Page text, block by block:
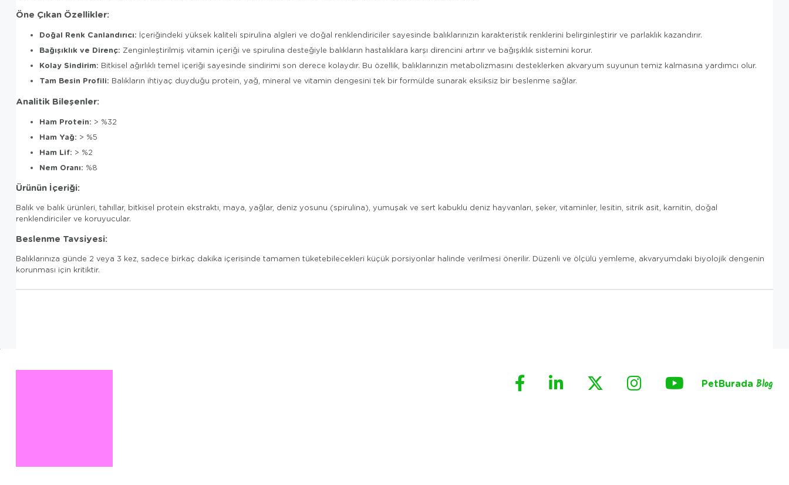
Öne Çıkan Özellikler:
Doğal Renk Canlandırıcı: İçeriğindeki yüksek kaliteli spirulina algleri ve doğal renklendiriciler sayesinde balıklarınızın karakteristik renklerini belirginleştirir ve parlaklık kazandırır.
Bağışıklık ve Direnç: Zenginleştirilmiş vitamin içeriği ve spirulina desteğiyle balıkların hastalıklara karşı direncini artırır ve bağışıklık sistemini korur.
Kolay Sindirim: Bitkisel ağırlıklı temel içeriği sayesinde sindirimi son derece kolaydır. Bu özellik, balıklarınızın metabolizmasını desteklerken akvaryum suyunun temiz kalmasına yardımcı olur.
Tam Besin Profili: Balıkların ihtiyaç duyduğu protein, yağ, mineral ve vitamin dengesini tek bir formülde sunarak eksiksiz bir beslenme sağlar.
Analitik Bileşenler:
Ham Protein: > %32
Ham Yağ: > %5
Ham Lif: > %2
Nem Oranı: %8
Ürünün İçeriği:
Balık ve balık ürünleri, tahıllar, bitkisel protein ekstraktı, maya, yağlar, deniz yosunu (spirulina), yumuşak ve sert kabuklu deniz hayvanları, şeker, vitaminler, lesitin, sitrik asit, karnitin, doğal
renklendiriciler ve koruyucular.
Beslenme Tavsiyesi:
Balıklarınıza günde 2 veya 3 kez, sadece birkaç dakika içerisinde tamamen tüketebilecekleri küçük porsiyonlar halinde verilmesi önerilir. Düzenli ve ölçülü yemleme, akvaryumdaki biyolojik dengenin
korunması için kritiktir.
PetBurada Blog